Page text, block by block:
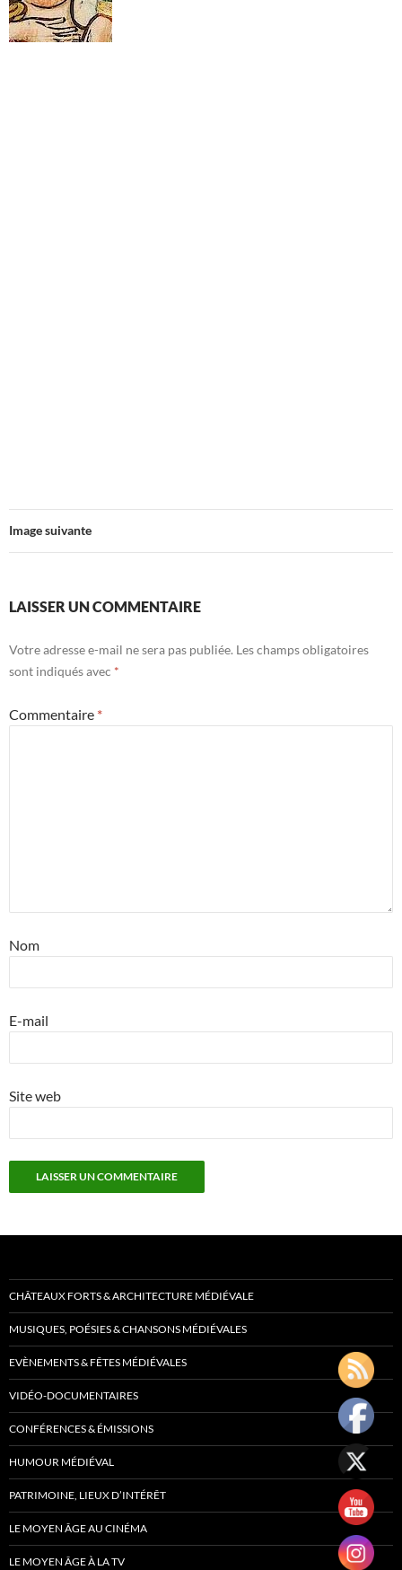
Image suivante
LAISSER UN COMMENTAIRE
Votre adresse e-mail ne sera pas publiée. Les champs obligatoires
sont indiqués avec *
Commentaire *
Nom
E-mail
Site web
CHÂTEAUX FORTS & ARCHITECTURE MÉDIÉVALE
MUSIQUES, POÉSIES & CHANSONS MÉDIÉVALES
EVÈNEMENTS & FÊTES MÉDIÉVALES
VIDÉO-DOCUMENTAIRES
CONFÉRENCES & ÉMISSIONS
HUMOUR MÉDIÉVAL
PATRIMOINE, LIEUX D’INTÉRÊT
LE MOYEN ÂGE AU CINÉMA
LE MOYEN ÂGE À LA TV